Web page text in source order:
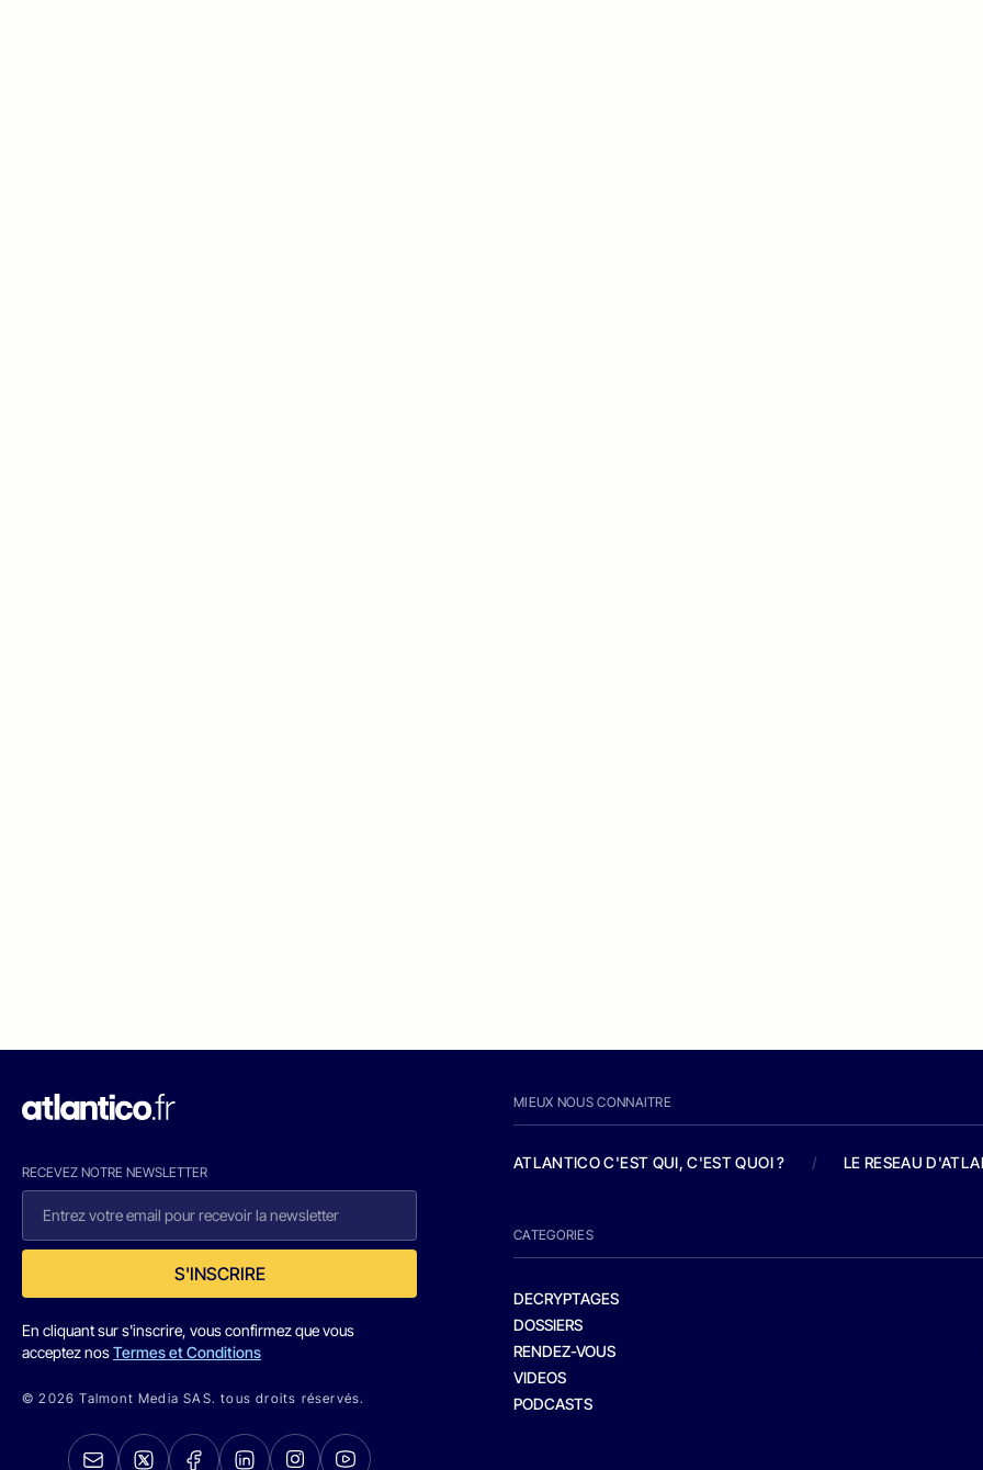
RECEVEZ NOTRE NEWSLETTER
S'INSCRIRE
En cliquant sur s'inscrire, vous confirmez que vous
acceptez nosTermes et Conditions
© 2026 Talmont Media SAS. tous droits réservés.
MIEUX NOUS CONNAITRE
ATLANTICO C'EST QUI, C'EST QUOI ? / LE RESEAU
CATEGORIES
DECRYPTAGES
DOSSIERS
RENDEZ-VOUS
VIDEOS
PODCASTS